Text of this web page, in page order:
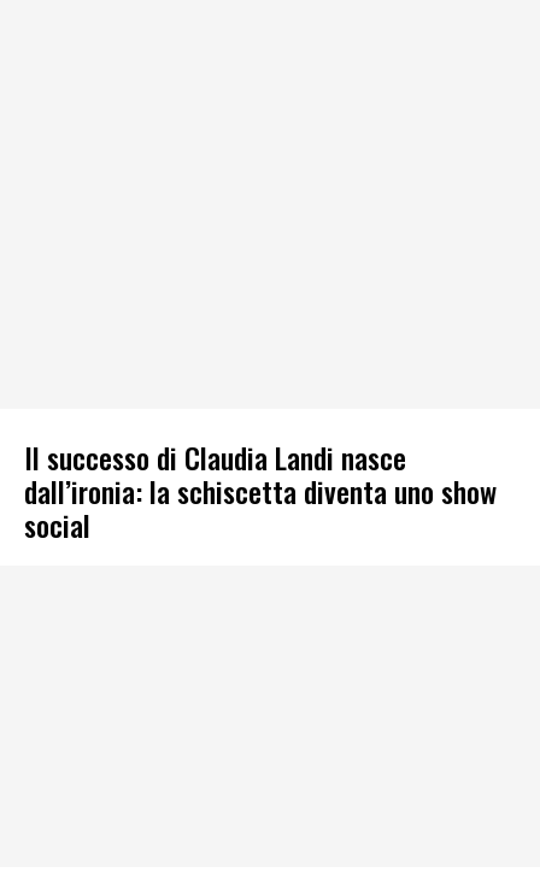
Il successo di Claudia Landi nasce
dall’ironia: la schiscetta diventa uno show
social